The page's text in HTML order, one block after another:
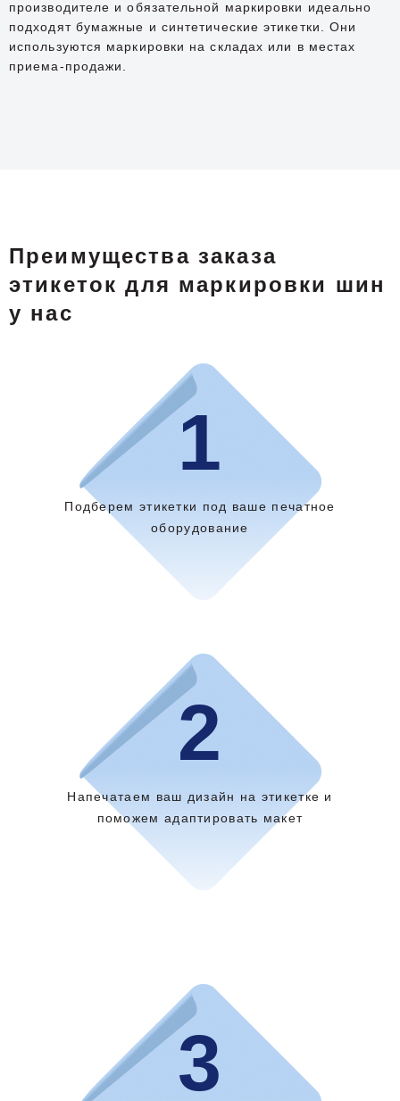
производителе и обязательной маркировки идеально
подходят бумажные и синтетические этикетки. Они
используются маркировки на складах или в местах
приема-продажи.
Преимущества заказа
этикеток для маркировки шин
у нас
1
Подберем этикетки под ваше печатное
оборудование
2
Напечатаем ваш дизайн на этикетке и
поможем адаптировать макет
3